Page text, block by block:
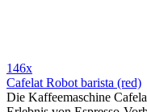
146x
Cafelat Robot barista (red)
Die Kaffeemaschine